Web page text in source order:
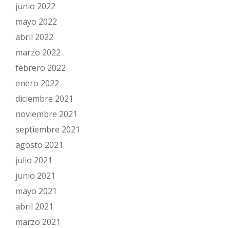
junio 2022
mayo 2022
abril 2022
marzo 2022
febrero 2022
enero 2022
diciembre 2021
noviembre 2021
septiembre 2021
agosto 2021
julio 2021
junio 2021
mayo 2021
abril 2021
marzo 2021